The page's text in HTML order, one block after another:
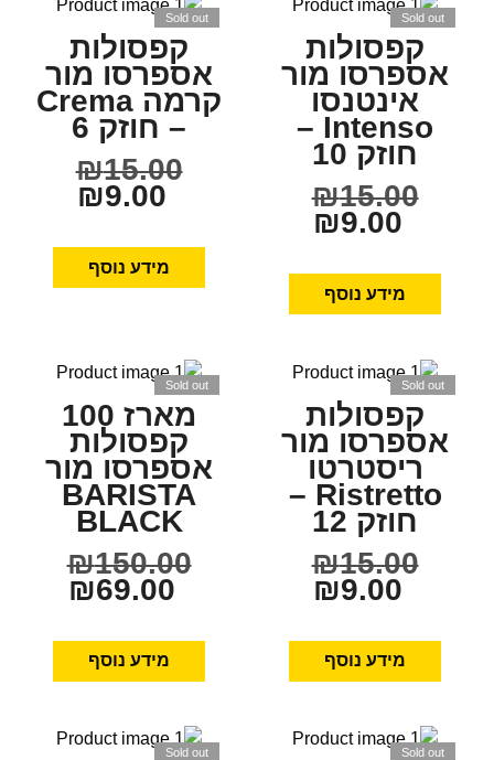
Sold out
קפסולות
אספרסו מור
אינטנסו
Intenso –
חוזק 10
₪15.00
₪9.00
מידע נוסף
Sold out
קפסולות
אספרסו מור
קרמה Crema
– חוזק 6
₪15.00
₪9.00
מידע נוסף
Sold out
קפסולות
אספרסו מור
ריסטרטו
Ristretto –
חוזק 12
₪15.00
₪9.00
מידע נוסף
Sold out
מארז 100
קפסולות
אספרסו מור
BARISTA
BLACK
₪150.00
₪69.00
מידע נוסף
Sold out
Sold out